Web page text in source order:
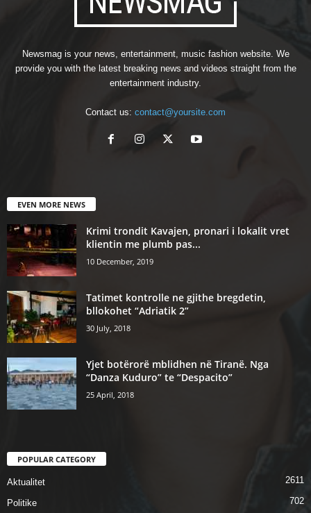
Newsmag is your news, entertainment, music fashion website. We
provide you with the latest breaking news and videos straight from the
entertainment industry.
Contact us: contact@yoursite.com
EVEN MORE NEWS
Krimi trondit Kavajen, pronari i lokalit vret
klientin me plumb pas...
10 December, 2019
Tatimet kontrolle ne gjithe bregdetin,
bllokohet “Adriatik 2”
30 July, 2018
Yjet botërorë mblidhen në Tiranë. Nga
“Danza Kuduro” te “Despacito”
25 April, 2018
POPULAR CATEGORY
Aktualitet 2611
Politike 702